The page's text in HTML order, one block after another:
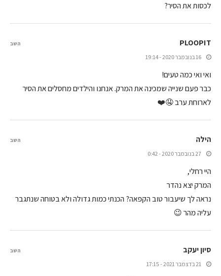
לכסות את הסיר?
PLOOPIT
16 בנובמבר 2020 - 19:14
ואי ואי כמה טעים!
כבר פעם שנייה שמכינה את המרק. אנחנו והילדים מחסלים את הסיר
לארוחת ערב 🤤❤️
השב
הילה
27 בנובמבר 2020 - 0:42
היי רחלי,
המרק יצא נהדר
נראה לך שיעבור טוב הקפאה? הכנתי כמות גדולה ולא בטוחה שנתגבר
עליה מהר 😉
השב
סיון יעקב
21 בדצמבר 2021 - 17:15
השב